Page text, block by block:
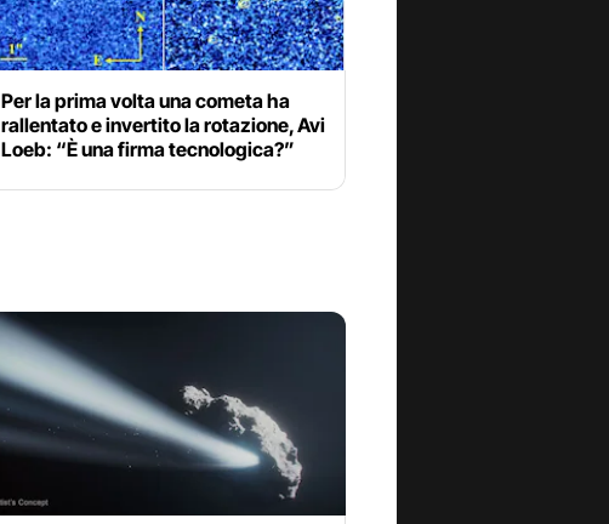
Per la prima volta una cometa ha
rallentato e invertito la rotazione, Avi
Loeb: “È una firma tecnologica?”